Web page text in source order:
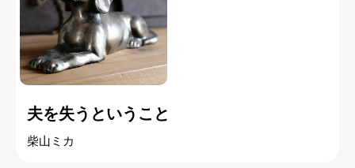
夫を失うということ
柴山ミカ